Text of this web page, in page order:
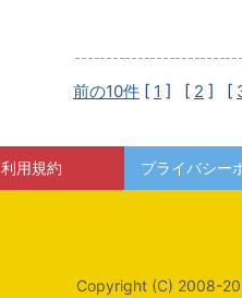
前の10件 [ 1 ] [ 2 ] [
利用規約 プライバシー
Copyright (C) 2008-